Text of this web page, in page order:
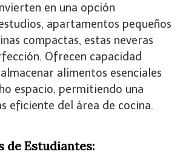
en una opción
apartamentos pequeños
compactas, estas neveras
Ofrecen capacidad
alimentos esenciales
espacio, permitiendo una
eficiente del área de cocina.
de Estudiantes: